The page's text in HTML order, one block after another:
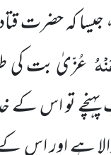
کہحضرت
عُزّیٰ بت کی
تو اس کے
ہے اور اس کے